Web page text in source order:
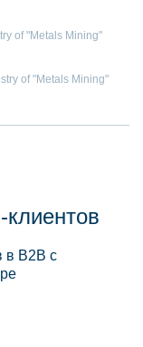
of "Metals Mining"
of "Metals Mining"
в B2B с